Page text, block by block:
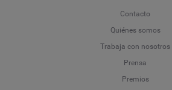
Contacto
Quiénes somos
Trabaja con nosotros
Prensa
Premios